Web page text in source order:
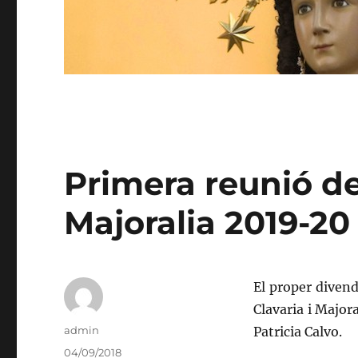
Primera reunió
Majoralia 2019-20
El proper
Clavaria i
Patricia Calvo.
Autor
admin
Publicado
04/09/2018